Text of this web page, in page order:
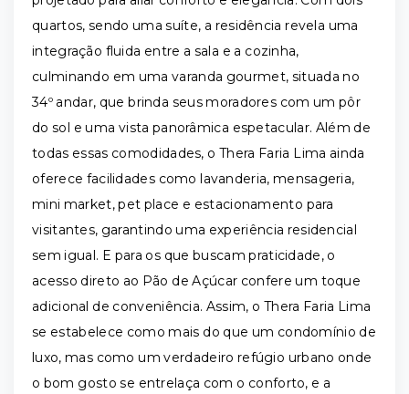
quartos, sendo uma suíte, a residência revela uma
integração fluida entre a sala e a cozinha,
culminando em uma varanda gourmet, situada no
34º andar, que brinda seus moradores com um pôr
do sol e uma vista panorâmica espetacular. Além de
todas essas comodidades, o Thera Faria Lima ainda
oferece facilidades como lavanderia, mensageria,
mini market, pet place e estacionamento para
visitantes, garantindo uma experiência residencial
sem igual. E para os que buscam praticidade, o
acesso direto ao Pão de Açúcar confere um toque
adicional de conveniência. Assim, o Thera Faria Lima
se estabelece como mais do que um condomínio de
luxo, mas como um verdadeiro refúgio urbano onde
o bom gosto se entrelaça com o conforto, e a